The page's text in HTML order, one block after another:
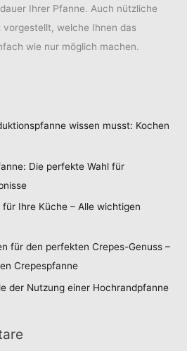
Ihrer Pfanne. Auch nützliche
welche Ihnen das
wie nur möglich machen.
wissen musst: Kochen
Die perfekte Wahl für
Ihre Küche – Alle wichtigen
für den perfekten Crepes-Genuss –
Crepespfanne
der Nutzung einer Hochrandpfanne